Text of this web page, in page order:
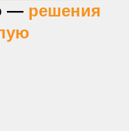
— решения